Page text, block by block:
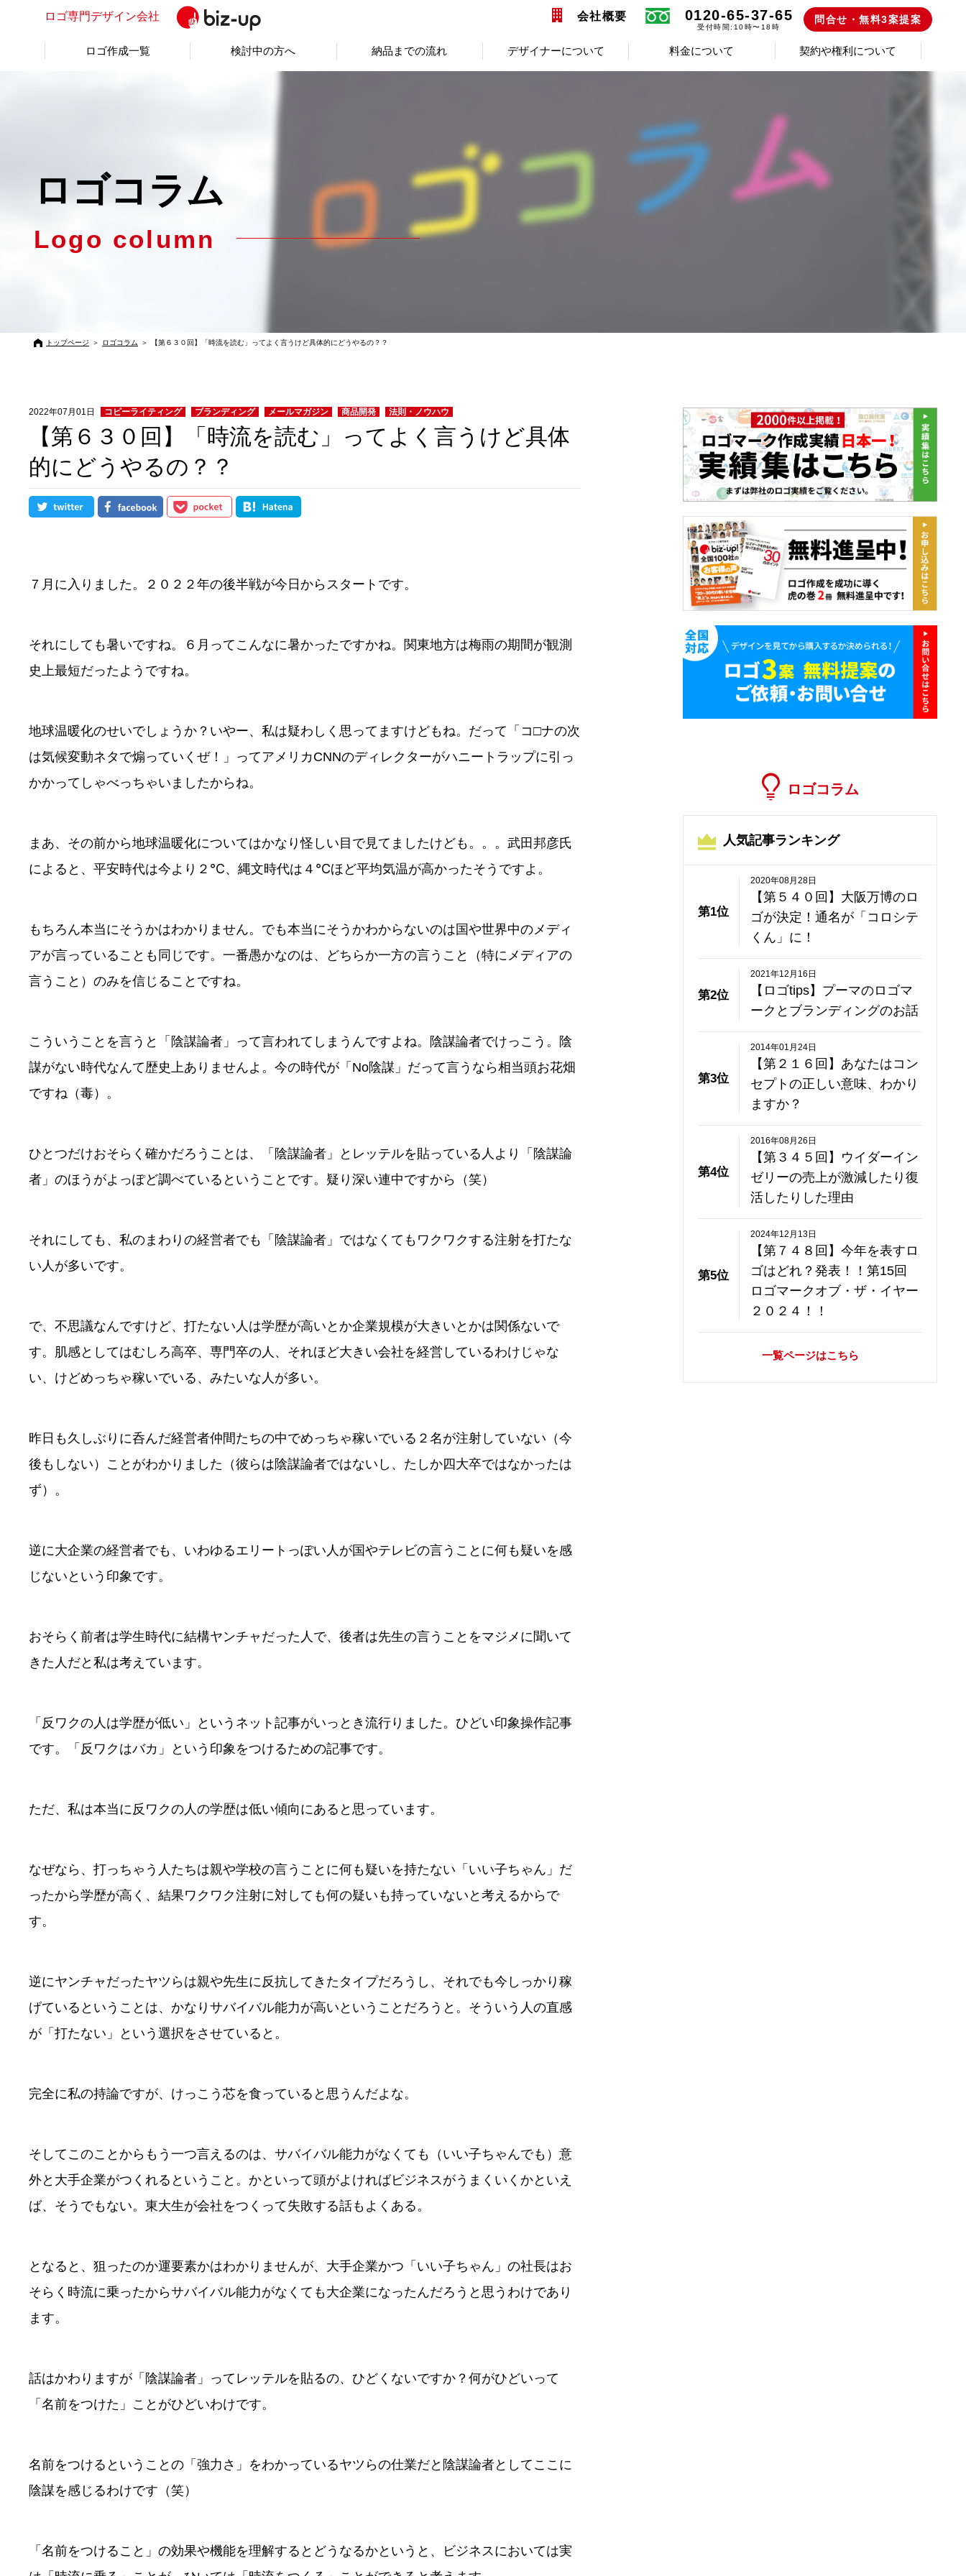
ロゴ専門デザイン会社 会社概要 0120-65-37-65
受付時間:10時〜18時
問合せ・無料3案提案
ロゴ作成一覧 検討中の方へ 納品までの流れ デザイナーについて 料金について 契約や権利について
ロゴコラム
Logo column
トップページ ＞ ロゴコラム ＞ 【第６３０回】「時流を読む」ってよく言うけど具体的にどうやるの？？
2022年07月01日 コピーライティング ブランディング メールマガジン 商品開発 法則・ノウハウ
【第６３０回】「時流を読む」ってよく言うけど具体
的にどうやるの？？
７月に入りました。２０２２年の後半戦が今日からスタートです。
それにしても暑いですね。６月ってこんなに暑かったですかね。関東地方は梅雨の期間が観測
史上最短だったようですね。
地球温暖化のせいでしょうか？いやー、私は疑わしく思ってますけどもね。だって「コ□ナの次
は気候変動ネタで煽っていくぜ！」ってアメリカCNNのディレクターがハニートラップに引っ
かかってしゃべっちゃいましたからね。
まあ、その前から地球温暖化についてはかなり怪しい目で見てましたけども。。。武田邦彦氏
によると、平安時代は今より２℃、縄文時代は４℃ほど平均気温が高かったそうですよ。
もちろん本当にそうかはわかりません。でも本当にそうかわからないのは国や世界中のメディ
アが言っていることも同じです。一番愚かなのは、どちらか一方の言うこと（特にメディアの
言うこと）のみを信じることですね。
こういうことを言うと「陰謀論者」って言われてしまうんですよね。陰謀論者でけっこう。陰
謀がない時代なんて歴史上ありませんよ。今の時代が「No陰謀」だって言うなら相当頭お花畑
ですね（毒）。
ひとつだけおそらく確かだろうことは、「陰謀論者」とレッテルを貼っている人より「陰謀論
者」のほうがよっぽど調べているということです。疑り深い連中ですから（笑）
それにしても、私のまわりの経営者でも「陰謀論者」ではなくてもワクワクする注射を打たな
い人が多いです。
で、不思議なんですけど、打たない人は学歴が高いとか企業規模が大きいとかは関係ないで
す。肌感としてはむしろ高卒、専門卒の人、それほど大きい会社を経営しているわけじゃな
い、けどめっちゃ稼いでいる、みたいな人が多い。
昨日も久しぶりに呑んだ経営者仲間たちの中でめっちゃ稼いでいる２名が注射していない（今
後もしない）ことがわかりました（彼らは陰謀論者ではないし、たしか四大卒ではなかったは
ず）。
逆に大企業の経営者でも、いわゆるエリートっぽい人が国やテレビの言うことに何も疑いを感
じないという印象です。
おそらく前者は学生時代に結構ヤンチャだった人で、後者は先生の言うことをマジメに聞いて
きた人だと私は考えています。
「反ワクの人は学歴が低い」というネット記事がいっとき流行りました。ひどい印象操作記事
です。「反ワクはバカ」という印象をつけるための記事です。
ただ、私は本当に反ワクの人の学歴は低い傾向にあると思っています。
なぜなら、打っちゃう人たちは親や学校の言うことに何も疑いを持たない「いい子ちゃん」だ
ったから学歴が高く、結果ワクワク注射に対しても何の疑いも持っていないと考えるからで
す。
逆にヤンチャだったヤツらは親や先生に反抗してきたタイプだろうし、それでも今しっかり稼
げているということは、かなりサバイバル能力が高いということだろうと。そういう人の直感
が「打たない」という選択をさせていると。
完全に私の持論ですが、けっこう芯を食っていると思うんだよな。
そしてこのことからもう一つ言えるのは、サバイバル能力がなくても（いい子ちゃんでも）意
外と大手企業がつくれるということ。かといって頭がよければビジネスがうまくいくかといえ
ば、そうでもない。東大生が会社をつくって失敗する話もよくある。
となると、狙ったのか運要素かはわかりませんが、大手企業かつ「いい子ちゃん」の社長はお
そらく時流に乗ったからサバイバル能力がなくても大企業になったんだろうと思うわけであり
ます。
話はかわりますが「陰謀論者」ってレッテルを貼るの、ひどくないですか？何がひどいって
「名前をつけた」ことがひどいわけです。
名前をつけるということの「強力さ」をわかっているヤツらの仕業だと陰謀論者としてここに
陰謀を感じるわけです（笑）
「名前をつけること」の効果や機能を理解するとどうなるかというと、ビジネスにおいては実
ロゴコラム
人気記事ランキング
第1位
2020年08月28日
【第５４０回】大阪万博のロ
ゴが決定！通名が「コロシテ
くん」に！
第2位
2021年12月16日
【ロゴtips】プーマのロゴマ
ークとブランディングのお話
第3位
2014年01月24日
【第２１６回】あなたはコン
セプトの正しい意味、わかり
ますか？
第4位
2016年08月26日
【第３４５回】ウイダーイン
ゼリーの売上が激減したり復
活したりした理由
第5位
2024年12月13日
【第７４８回】今年を表すロ
ゴはどれ？発表！！第15回
ロゴマークオブ・ザ・イヤー
２０２４！！
一覧ページはこちら